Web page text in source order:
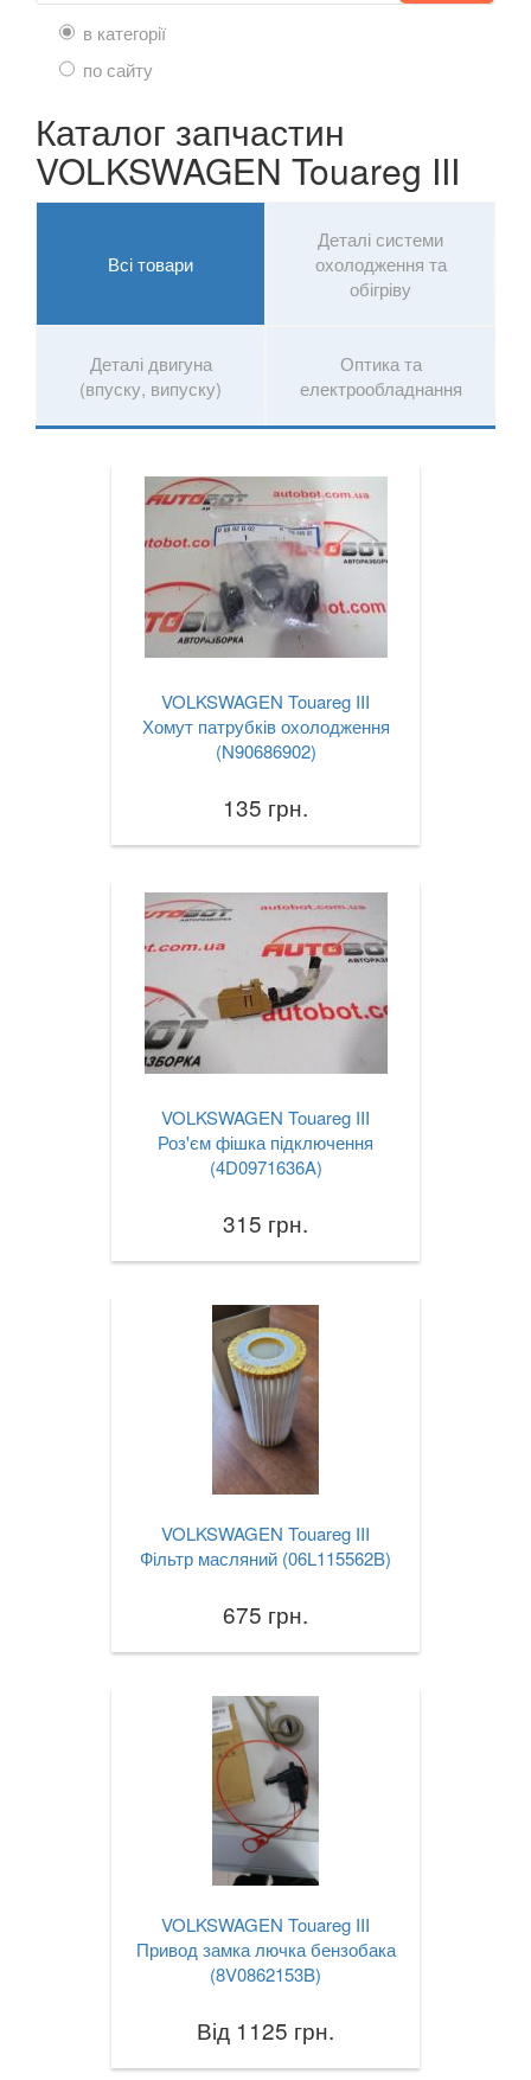
Eos (1F7, 1F8)
Golf V (1K1)
Golf V Plus (5М1)
Golf VI Cabrio (517)
Golf VII (5G1)
Golf VII Variant (BA5)
Golf VII Sportsvan
Jetta Mk V A5 (1K2, 1K5)
Jetta Mk VI A6 (5C6)
Jetta Mk VII A7
Multivan T5 (7HM, 7HF)
Passat B6 (3С2, 3С5)
Passat B7 (362, 365)
Passat Alltrack Mk I (B7)
Passat Alltrack Mk II (B8)
Phaeton (3D1)
Scirocco III (137)
Sharan Mk I (7M, 7M8, 7M9)
в категорії
по сайту
Каталог запчастин
VOLKSWAGEN Touareg III
Всі товари
Деталі системи
охолодження та
обігріву
Деталі двигуна
(впуску, випуску)
Оптика та
електрообладнання
VOLKSWAGEN Touareg III
Хомут патрубків охолодження
(N90686902)
135 грн.
VOLKSWAGEN Touareg III
Роз'єм фішка підключення
(4D0971636A)
315 грн.
VOLKSWAGEN Touareg III
Фільтр масляний (06L115562B)
675 грн.
VOLKSWAGEN Touareg III
Привод замка лючка бензобака
(8V0862153B)
Від 1125 грн.